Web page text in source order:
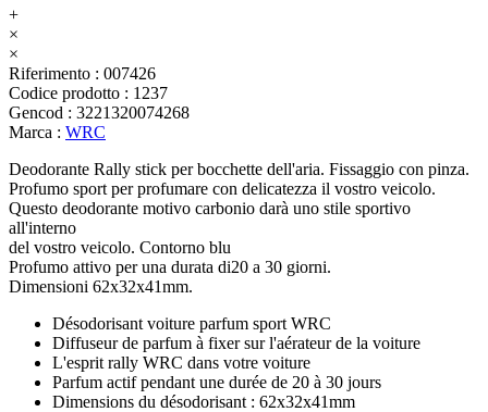
+
×
×
Riferimento : 007426
Codice prodotto : 1237
Gencod : 3221320074268
Marca : WRC
Deodorante Rally stick per bocchette dell'aria. Fissaggio con pinza.
Profumo sport per profumare con delicatezza il vostro veicolo.
Questo deodorante motivo carbonio darà uno stile sportivo
all'interno
del vostro veicolo. Contorno blu
Profumo attivo per una durata di20 a 30 giorni.
Dimensioni 62x32x41mm.
Désodorisant voiture parfum sport WRC
Diffuseur de parfum à fixer sur l'aérateur de la voiture
L'esprit rally WRC dans votre voiture
Parfum actif pendant une durée de 20 à 30 jours
Dimensions du désodorisant : 62x32x41mm